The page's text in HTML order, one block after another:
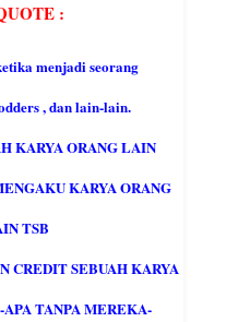
:
menjadi seorang
, dan lain-lain.
KARYA ORANG LAIN
KARYA ORANG
TSB
CREDIT SEBUAH KARYA
TANPA MEREKA-